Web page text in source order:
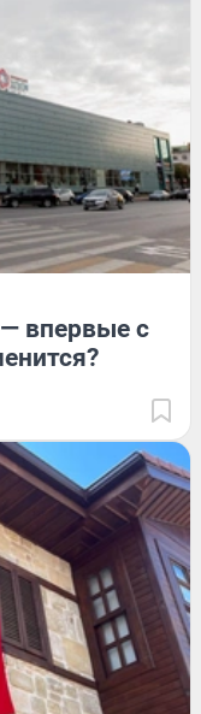
впервые с